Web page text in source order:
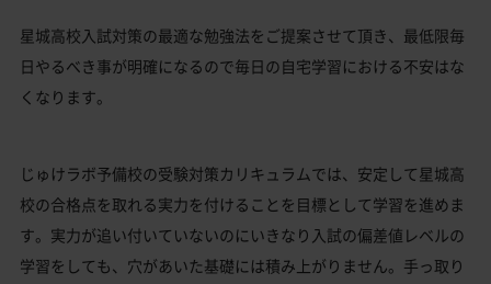
星城高校入試対策の最適な勉強法をご提案させて頂き、最低限毎
日やるべき事が明確になるので毎日の自宅学習における不安はな
くなります。
じゅけラボ予備校の受験対策カリキュラムでは、安定して星城高
校の合格点を取れる実力を付けることを目標として学習を進めま
す。実力が追い付いていないのにいきなり入試の偏差値レベルの
学習をしても、穴があいた基礎には積み上がりません。手っ取り